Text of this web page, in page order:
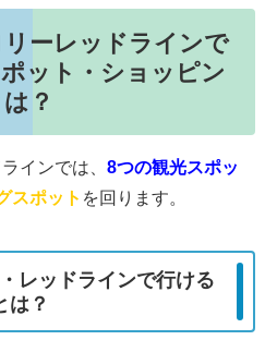
ーレッドラインで
ット・ショッピン
？
インでは、 8つの観光スポッ
スポット を回ります。
レッドラインで行ける
は？